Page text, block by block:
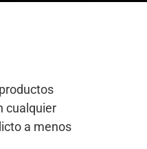
cualquier
a menos